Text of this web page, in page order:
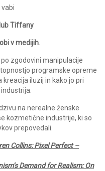
Tiffany
v medijih
zgodovini manipulacije
programske opreme
iluzij in kako jo pri
na nerealne ženske
kozmetične industrije, ki so
prepovedali.
Collins: Pixel Perfect –
Demand for Realism: On